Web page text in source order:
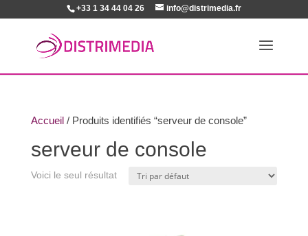
+33 1 34 44 04 26 info@distrimedia.fr
Accueil/ Produits identifiés “serveur de console”
serveur de console
Voici le seul résultat